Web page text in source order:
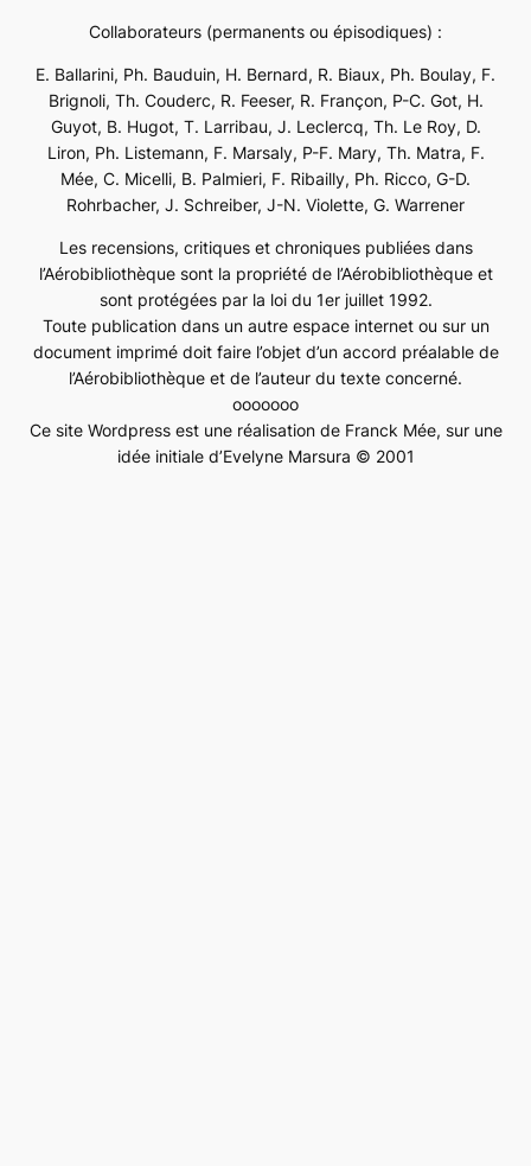
Collaborateurs (permanents ou épisodiques) :
E. Ballarini, Ph. Bauduin, H. Bernard, R. Biaux, Ph. Boulay, F.
Brignoli, Th. Couderc, R. Feeser, R. Françon, P-C. Got, H.
Guyot, B. Hugot, T. Larribau, J. Leclercq, Th. Le Roy, D.
Liron, Ph. Listemann, F. Marsaly, P-F. Mary, Th. Matra, F.
Mée, C. Micelli, B. Palmieri, F. Ribailly, Ph. Ricco, G-D.
Rohrbacher, J. Schreiber, J-N. Violette, G. Warrener
Les recensions, critiques et chroniques publiées dans
l’Aérobibliothèque sont la propriété de l’Aérobibliothèque et
sont protégées par la loi du 1er juillet 1992.
Toute publication dans un autre espace internet ou sur un
document imprimé doit faire l’objet d’un accord préalable de
l’Aérobibliothèque et de l’auteur du texte concerné.
ooooooo
Ce site Wordpress est une réalisation de Franck Mée, sur une
idée initiale d’Evelyne Marsura © 2001